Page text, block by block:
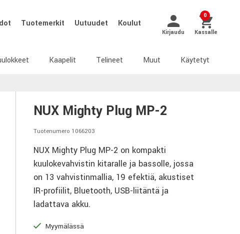
Tuotemerkit Uutuudet Koulut
Kirjaudu
0
Kassalle
Kaapelit Telineet Muut Käytetyt
NUX Mighty Plug MP-2
Tuotenumero 1066203
NUX Mighty Plug MP-2 on kompakti
kuulokevahvistin kitaralle ja bassolle, jossa
on 13 vahvistinmallia, 19 efektiä, akustiset
IR-profiilit, Bluetooth, USB-liitäntä ja
ladattava akku.
Myymälässä